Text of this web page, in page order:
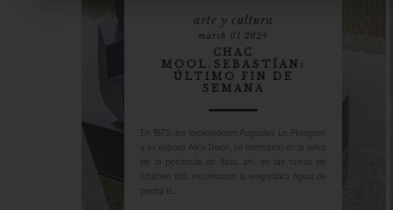
arte y cultura
march 01 2024
CHAC
MOOL.SEBASTÍAN:
ÚLTIMO FIN DE
SEMANA
En 1875, los exploradores Augustus Le Plongeon
y su esposa Alice Dixon, se internaron en la selva
de la península de Italia; ahí, en las ruinas de
Chichen Itzá, encontraron la enigmática figura de
piedra d...